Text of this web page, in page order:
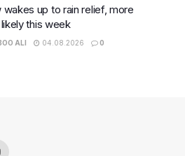
wakes up to rain relief, more
this week
ALI 04.08.2026 0